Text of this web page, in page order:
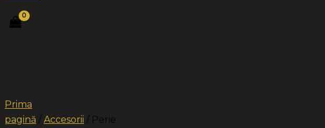
Prima
pagină / Accesorii / Perie